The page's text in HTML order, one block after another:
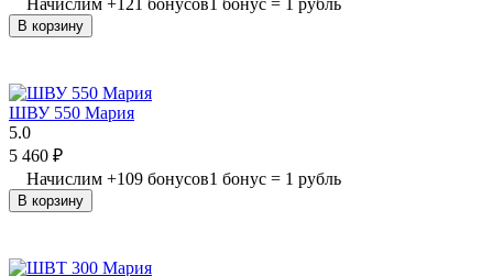
В корзину
ШВУ 550 Мария
5.0
5 460 ₽
Начислим +109 бонусов1 бонус = 1 рубль
В корзину